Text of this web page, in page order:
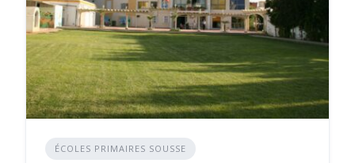
ÉCOLES PRIMAIRES SOUSSE